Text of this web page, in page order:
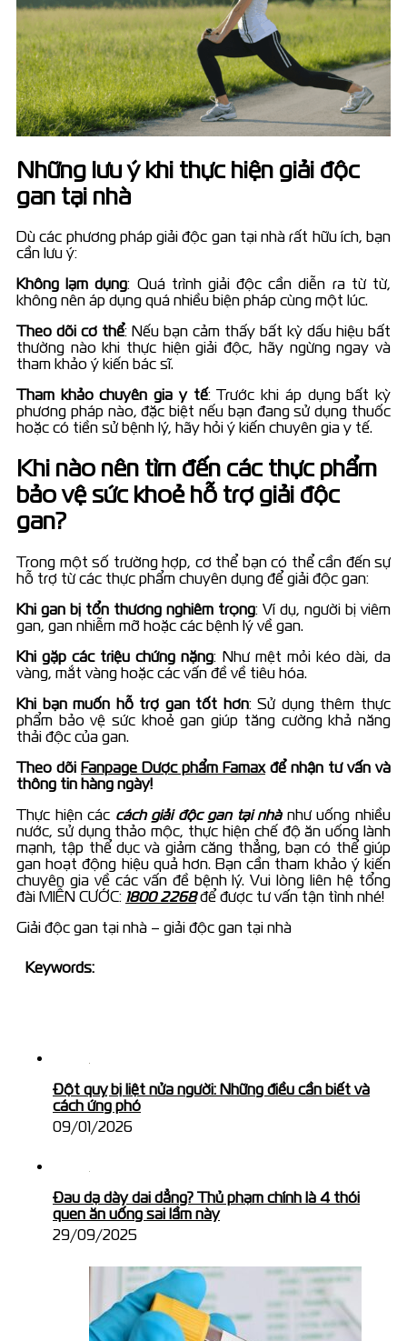
Những lưu ý khi thực hiện giải độc
gan tại nhà
Dù các phương pháp giải độc gan tại nhà rất hữu ích, bạn
cần lưu ý:
Không lạm dụng: Quá trình giải độc cần diễn ra từ từ,
không nên áp dụng quá nhiều biện pháp cùng một lúc.
Theo dõi cơ thể: Nếu bạn cảm thấy bất kỳ dấu hiệu bất
thường nào khi thực hiện giải độc, hãy ngừng ngay và
tham khảo ý kiến bác sĩ.
Tham khảo chuyên gia y tế: Trước khi áp dụng bất kỳ
phương pháp nào, đặc biệt nếu bạn đang sử dụng thuốc
hoặc có tiền sử bệnh lý, hãy hỏi ý kiến chuyên gia y tế.
Khi nào nên tìm đến các thực phẩm
bảo vệ sức khoẻ hỗ trợ giải độc
gan?
Trong một số trường hợp, cơ thể bạn có thể cần đến sự
hỗ trợ từ các thực phẩm chuyên dụng để giải độc gan:
Khi gan bị tổn thương nghiêm trọng: Ví dụ, người bị viêm
gan, gan nhiễm mỡ hoặc các bệnh lý về gan.
Khi gặp các triệu chứng nặng: Như mệt mỏi kéo dài, da
vàng, mắt vàng hoặc các vấn đề về tiêu hóa.
Khi bạn muốn hỗ trợ gan tốt hơn: Sử dụng thêm thực
phẩm bảo vệ sức khoẻ gan giúp tăng cường khả năng
thải độc của gan.
Theo dõi Fanpage Dược phẩm Famaxđể nhận tư vấn và
thông tin hàng ngày!
Thực hiện các cách giải độc gan tại nhànhư uống nhiều
nước, sử dụng thảo mộc, thực hiện chế độ ăn uống lành
mạnh, tập thể dục và giảm căng thẳng, bạn có thể giúp
gan hoạt động hiệu quả hơn. Bạn cần tham khảo ý kiến
chuyên gia về các vấn đề bệnh lý. Vui lòng liên hệ tổng
đài MIỄN CƯỚC: 1800 2268để được tư vấn tận tình nhé!
Giải độc gan tại nhà – giải độc gan tại nhà
Keywords:
Đột quỵ bị liệt nửa người: Những điều cần biết và
cách ứng phó
09/01/2026
Đau dạ dày dai dẳng? Thủ phạm chính là 4 thói
quen ăn uống sai lầm này
29/09/2025